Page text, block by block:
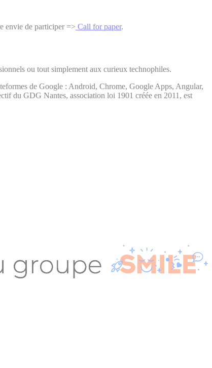
envie de participer => Call for paper.
ou tout simplement aux curieux technophiles.
de Google : Android, Chrome, Google Apps, Angular,
du GDG Nantes, association loi 1901 créée en 2011, est